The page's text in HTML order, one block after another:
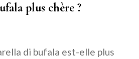
plus chère ?
di bufala est-elle plus